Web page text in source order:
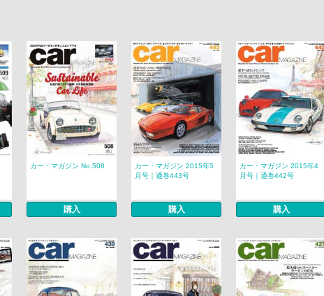
カー・マガジン No.508
購入
カー・マガジン 2015年5
月号｜通巻443号
購入
カー・マガジン 2015年4
月号｜通巻442号
購入